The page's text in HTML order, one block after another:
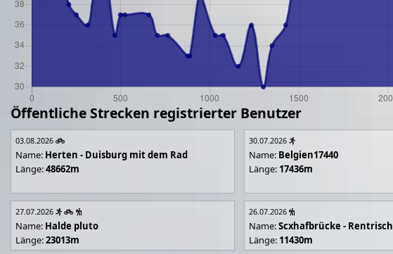
Öffentliche Strecken registrierter Benutzer
03.08.2026
Name: Herten - Duisburg mit dem Rad
Länge:48662m
30.07.2026
Name: Belgien17440
Länge: 17436m
27.07.2026
Name: Halde pluto
Länge:23013m
26.07.2026
Name:Scxhafbrücke - Rentrisch
Länge: 11430m